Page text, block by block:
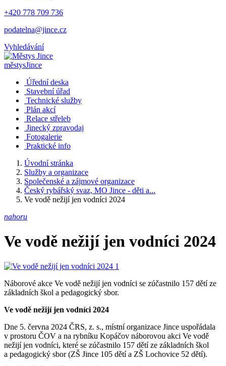
+420 778 709 736
podatelna@jince.cz
Vyhledávání
městysJince
Úřední deska
Stavební úřad
Technické služby
Plán akcí
Relace střeleb
Jinecký zpravodaj
Fotogalerie
Praktické info
Úvodní stránka
Služby a organizace
Společenské a zájmové organizace
Český rybářský svaz, MO Jince - děti a...
Ve vodě nežijí jen vodníci 2024
nahoru
Ve vodě nežijí jen vodníci 2024
Náborové akce Ve vodě nežijí jen vodníci se zúčastnilo 157 dětí ze
základních škol a pedagogický sbor.
Ve vodě nežijí jen vodníci 2024
Dne 5. června 2024 ČRS, z. s., místní organizace Jince uspořádala
v prostoru ČOV a na rybníku Kopáčov náborovou akci Ve vodě
nežijí jen vodníci, které se zúčastnilo 157 dětí ze základních škol
a pedagogický sbor (ZŠ Jince 105 dětí a ZŠ Lochovice 52 dětí).